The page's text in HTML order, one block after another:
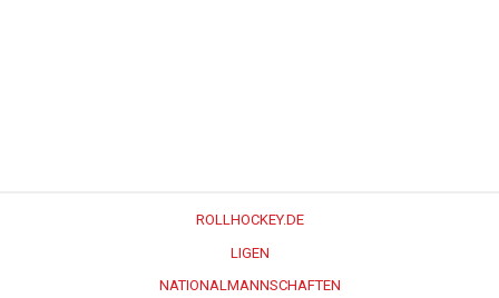
ROLLHOCKEY.DE
LIGEN
NATIONALMANNSCHAFTEN